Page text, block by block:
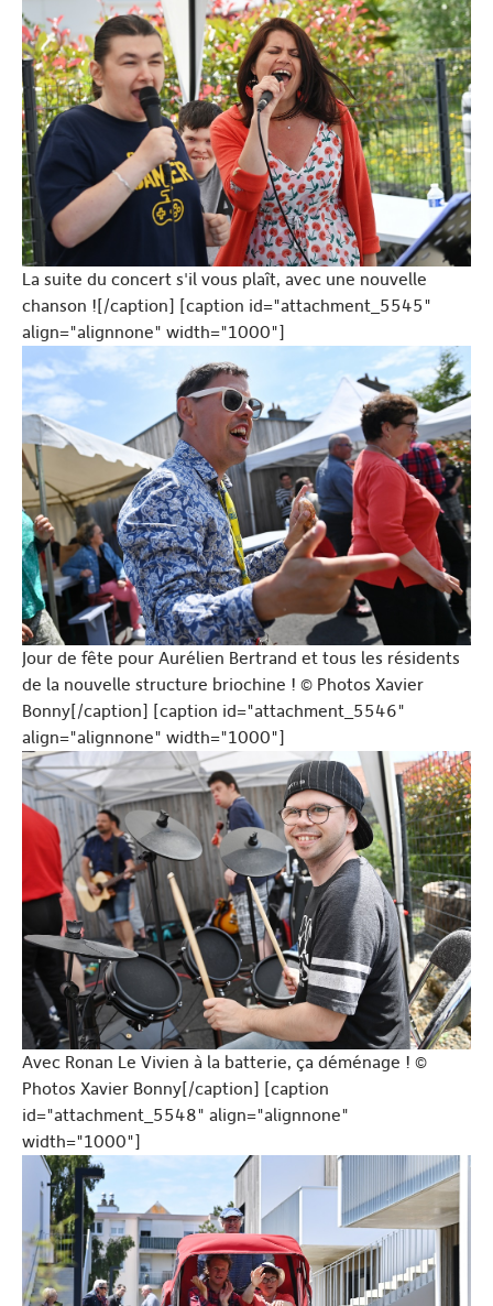
La suite du concert s'il vous plaît, avec une nouvelle
chanson ![/caption] [caption id="attachment_5545"
align="alignnone" width="1000"]
Jour de fête pour Aurélien Bertrand et tous les résidents
de la nouvelle structure briochine ! © Photos Xavier
Bonny[/caption] [caption id="attachment_5546"
align="alignnone" width="1000"]
Avec Ronan Le Vivien à la batterie, ça déménage ! ©
Photos Xavier Bonny[/caption] [caption
id="attachment_5548" align="alignnone"
width="1000"]